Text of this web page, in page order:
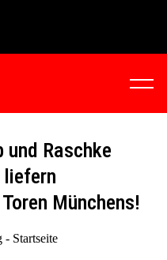
C
und Raschke
liefern
Münchens!
- Startseite